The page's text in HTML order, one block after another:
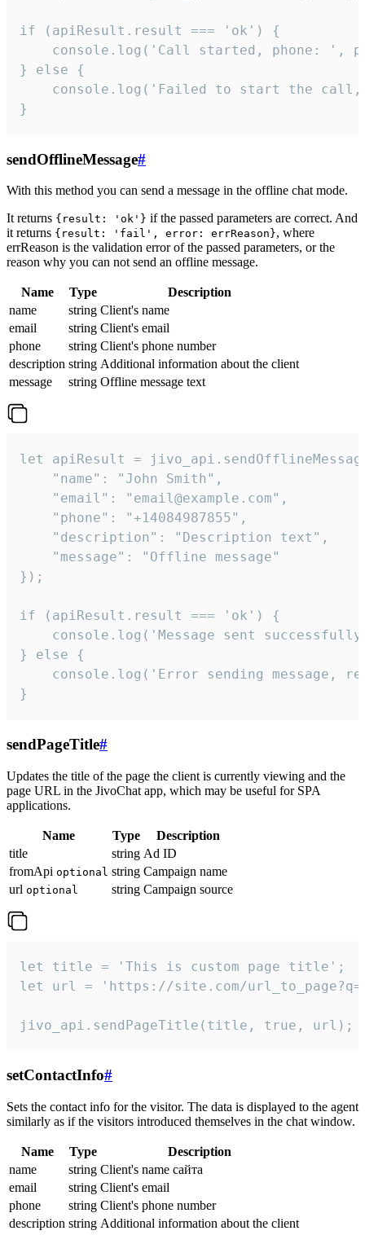
if (apiResult.result === 'ok') {
console.log('Call started, phone: ',
} else {
console.log('Failed to start the
}
sendOfflineMessage#
With this method you can send a message in the offline chat mode.
It returns {result: 'ok'} if the passed parameters are correct. And
it returns {result: 'fail', error: errReason}, where
errReason is the validation error of the passed parameters, or the
reason why you can not send an offline message.
Name Type
Description
name
string Client's name
email
string Client's email
phone
string Client's phone number
description string Additional information about the client
message
string Offline message text
let apiResult =
    "name": "John Smith",
    "email": "email@example.com",
    "phone": "+14084987855",
    "description": "Description text",
    "message": "Offline message"
});
if (apiResult.result === 'ok') {
console.log('Message sent
} else {
console.log('Error sending message,
}
sendPageTitle#
Updates the title of the page the client is currently viewing and the
page URL in the JivoChat app, which may be useful for SPA
applications.
Name Type
Description
title
string Ad ID
fromApi optional string Campaign name
url optional string Campaign source
let title = 'This is custom page title';
let url = 'https://site.com/
jivo_api.sendPageTitle(title, true, url);
setContactInfo#
Sets the contact info for the visitor. The data is displayed to the agent
similarly as if the visitors introduced themselves in the chat window.
Name Type
Description
name
string Client's name сайта
email
string Client's email
phone
string Client's phone number
description string Additional information about the client